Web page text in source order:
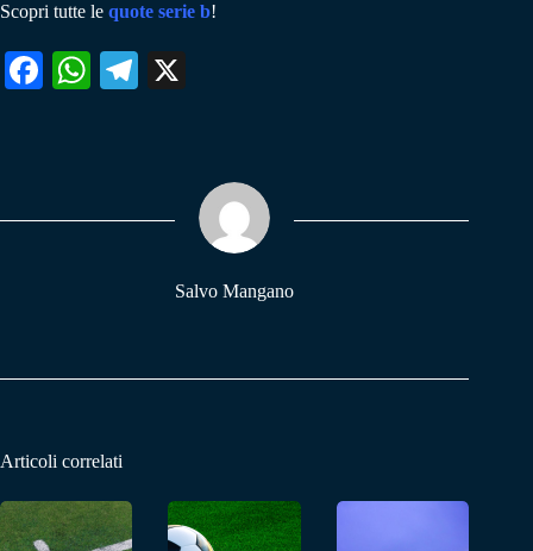
Scopri tutte le quote serie b!
Fa W
pp
Te
m
Salvo Mangano
Articoli correlati